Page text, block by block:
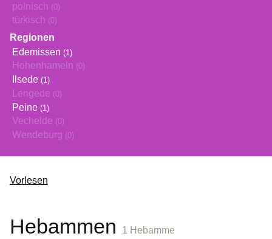
polnisch (0)
türkisch (0)
Regionen
Edemissen (1)
Hohenhameln (0)
Ilsede (1)
Lengede (0)
Peine (1)
Vechelde (0)
Wendeburg (0)
Vorlesen
Hebammen 1 Hebamme